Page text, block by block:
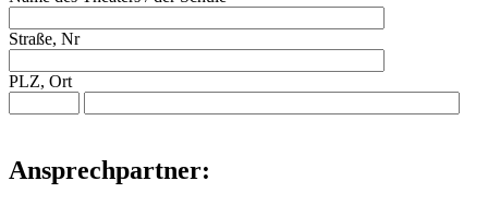
Straße, Nr
PLZ, Ort
Ansprechpartner: